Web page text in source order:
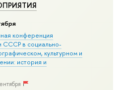
конференция
СССР в социально-
культурном и
история и